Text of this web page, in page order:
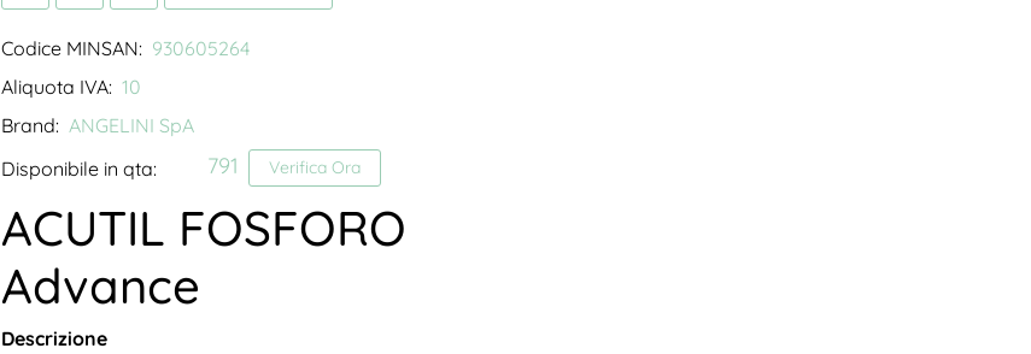
Codice MINSAN: 930605264
Aliquota IVA: 10
Brand: ANGELINI SpA
Disponibile in qta:
Verifica Ora
791
ACUTIL FOSFORO
Advance
Descrizione